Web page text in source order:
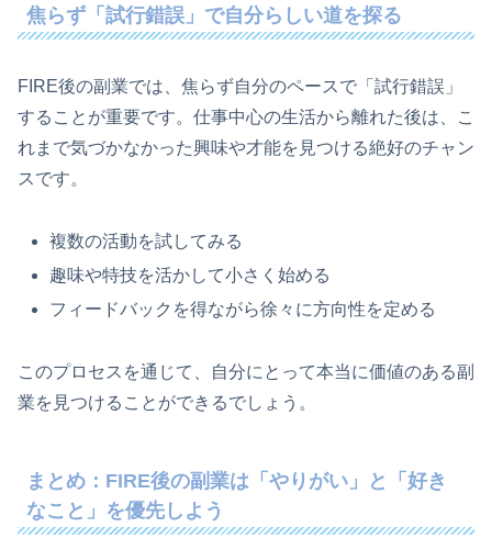
焦らず「試行錯誤」で自分らしい道を探る
FIRE後の副業では、焦らず自分のペースで「試行錯誤」
することが重要です。仕事中心の生活から離れた後は、こ
れまで気づかなかった興味や才能を見つける絶好のチャン
スです。
複数の活動を試してみる
趣味や特技を活かして小さく始める
フィードバックを得ながら徐々に方向性を定める
このプロセスを通じて、自分にとって本当に価値のある副
業を見つけることができるでしょう。
まとめ：FIRE後の副業は「やりがい」と「好き
なこと」を優先しよう